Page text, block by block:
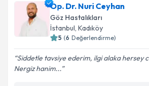
Op. Dr. Nuri Ceyhan
Göz Hastalıkları
İstanbul, Kadıköy
5 (6 Değerlendirme)
Siddetle tavsiye ederim, ilgi alaka hersey
Nergiz hanim...